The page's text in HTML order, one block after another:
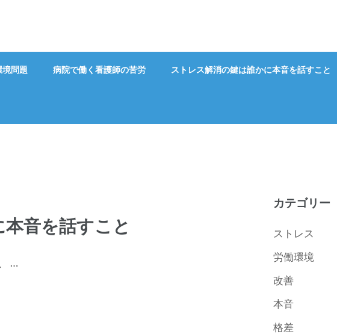
問題 病院で働く看護師の苦労 ストレス解消の鍵は誰かに本音を話すこと
音を話すこと
…
カテゴリー
ストレス
労働環境
改善
本音
格差